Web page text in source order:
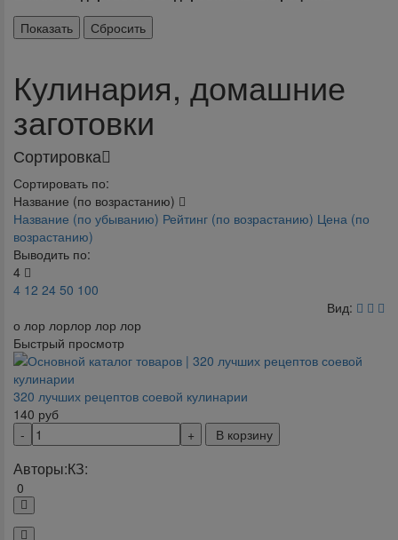
Кулинария, домашние
заготовки
Сортировка
Сортировать по:
Название (по возрастанию)
Название (по убыванию) Рейтинг (по возрастанию) Цена (по
возрастанию)
Выводить по:
4
4 12 24 50 100
Вид:
о лор лорлор лор лор
Быстрый просмотр
320 лучших рецептов соевой кулинарии
140 руб
В корзину
Авторы:КЗ:
0